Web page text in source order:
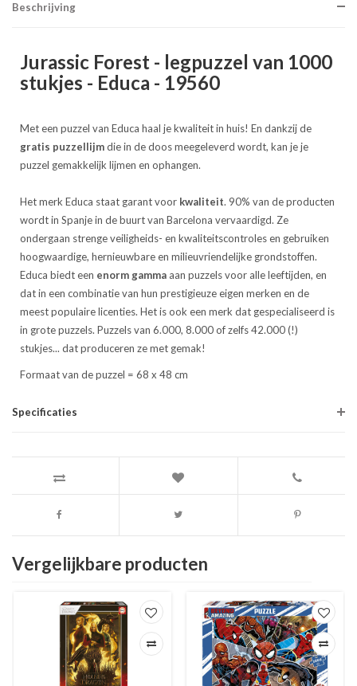
Beschrijving
Jurassic Forest - legpuzzel van 1000
stukjes - Educa - 19560
Met een puzzel van Educa haal je kwaliteit in huis! En dankzij de
gratis puzzellijmdie in de doos meegeleverd wordt, kan je je
puzzel gemakkelijk lijmen en ophangen.
Het merk Educa staat garant voor kwaliteit. 90% van de producten
wordt in Spanje in de buurt van Barcelona vervaardigd. Ze
ondergaan strenge veiligheids- en kwaliteitscontroles en gebruiken
hoogwaardige, hernieuwbare en milieuvriendelijke grondstoffen.
Educa biedt een enorm gamma aan puzzels voor alle leeftijden, en
dat in een combinatie van hun prestigieuze eigen merken en de
meest populaire licenties. Het is ook een merk dat gespecialiseerd is
in grote puzzels. Puzzels van 6.000, 8.000 of zelfs 42.000 (!)
stukjes... dat produceren ze met gemak!
Formaat van de puzzel = 68 x 48 cm
Specificaties
Vergelijkbare producten